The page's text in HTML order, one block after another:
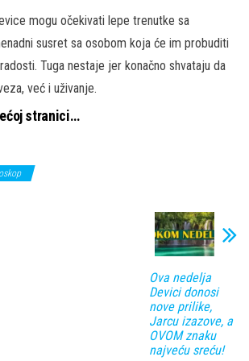
mogu očekivati lepe trenutke sa
susret sa osobom koja će im probuditi
Tuga nestaje jer konačno shvataju da
već i uživanje.
stranici…
Ova nedelja
Devici donosi
nove prilike,
Jarcu izazove, a
OVOM znaku
najveću sreću!